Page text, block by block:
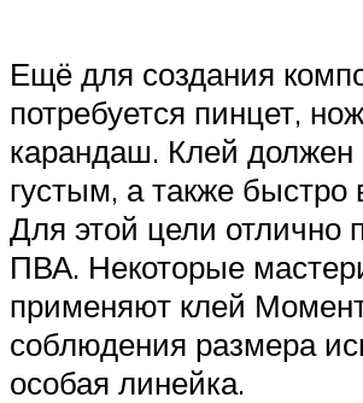
Ещё для создания
потребуется пинцет,
карандаш. Клей должен
густым, а также быстро
Для этой цели отлично
ПВА. Некоторые
применяют клей
соблюдения размера
особая линейка.